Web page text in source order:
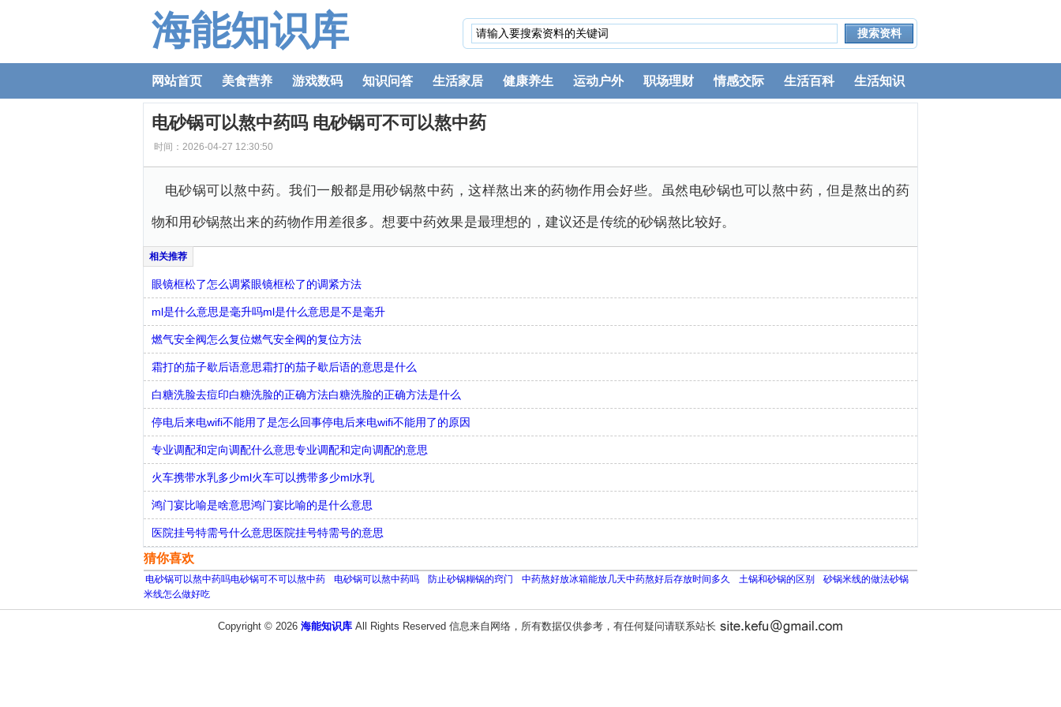
海能知识库
网站首页 美食营养 游戏数码 知识问答 生活家居 健康养生 运动户外 职场理财 情感交际 生活百科 生活知识
电砂锅可以熬中药吗 电砂锅可不可以熬中药
时间：2026-04-27 12:30:50
电砂锅可以熬中药。我们一般都是用砂锅熬中药，这样熬出来的药物作用会好些。虽然电砂锅也可以熬中药，但是熬出的药
物和用砂锅熬出来的药物作用差很多。想要中药效果是最理想的，建议还是传统的砂锅熬比较好。
眼镜框松了怎么调紧眼镜框松了的调紧方法
ml是什么意思是毫升吗ml是什么意思是不是毫升
燃气安全阀怎么复位燃气安全阀的复位方法
霜打的茄子歇后语意思霜打的茄子歇后语的意思是什么
白糖洗脸去痘印白糖洗脸的正确方法白糖洗脸的正确方法是什么
停电后来电wifi不能用了是怎么回事停电后来电wifi不能用了的原因
专业调配和定向调配什么意思专业调配和定向调配的意思
火车携带水乳多少ml火车可以携带多少ml水乳
鸿门宴比喻是啥意思鸿门宴比喻的是什么意思
医院挂号特需号什么意思医院挂号特需号的意思
猜你喜欢
电砂锅可以熬中药吗电砂锅可不可以熬中药 电砂锅可以熬中药吗 防止砂锅糊锅的窍门 中药熬好放冰箱能放几天中药熬好后存放时间多久 土锅和砂锅的区别
砂锅米线的做法砂锅
米线怎么做好吃
Copyright © 2026 海能知识库All Rights Reserved 信息来自网络，所有数据仅供参考，有任何疑问请联系站长